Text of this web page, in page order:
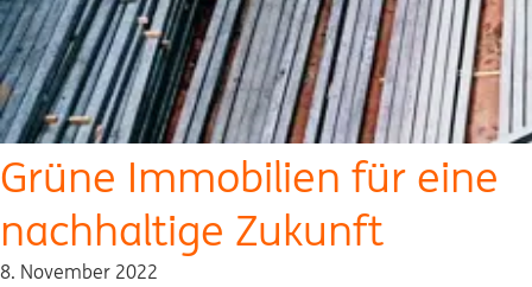
Grüne Immobilien für eine
nachhaltige Zukunft
8. November 2022